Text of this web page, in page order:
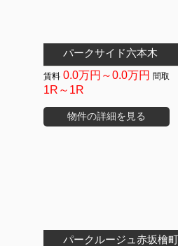
パークサイド六本木
0.0万円～0.0万円
1R～1R
物件の詳細を見る
パークルージュ赤坂檜町